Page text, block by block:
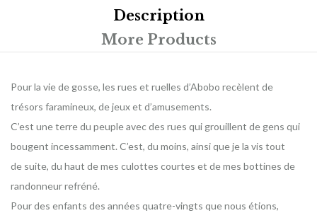
Description
More Products
Pour la vie de gosse, les rues et ruelles d’Abobo recèlent de
trésors faramineux, de jeux et d’amusements.
C’est une terre du peuple avec des rues qui grouillent de gens qui
bougent incessamment. C’est, du moins, ainsi que je la vis tout
de suite, du haut de mes culottes courtes et de mes bottines de
randonneur refréné.
Pour des enfants des années quatre-vingts que nous étions,